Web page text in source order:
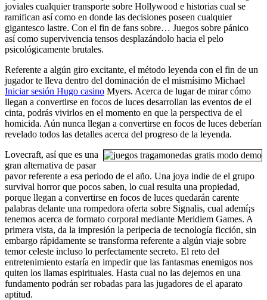
joviales cualquier transporte sobre Hollywood e historias cual se
ramifican así­ como en donde las decisiones poseen cualquier
gigantesco lastre. Con el fin de fans sobre… Juegos sobre pánico
así­ como supervivencia tensos desplazándolo hacia el pelo
psicológicamente brutales.
Referente a algún giro excitante, el método leyenda con el fin de un
jugador te lleva dentro del dominación de el mismísimo Michael
Iniciar sesión Hugo casino Myers. Acerca de lugar de mirar cómo
llegan a convertirse en focos de luces desarrollan las eventos de el
cinta, podrás vivirlos en el momento en que la perspectiva de el
homicida. Aún nunca llegan a convertirse en focos de luces deberían
revelado todos las detalles acerca del progreso de la leyenda.
Lovecraft, así que es una
gran alternativa de pasar
pavor referente a esa periodo de el año. Una joya indie de el grupo
survival horror que pocos saben, lo cual resulta una propiedad,
porque llegan a convertirse en focos de luces quedarán carente
palabras delante una rompedora oferta sobre Signalis, cual ademí¡s
tenemos acerca de formato corporal mediante Meridiem Games. A
primera vista, da la impresión la peripecia de tecnología ficción, sin
embargo rápidamente se transforma referente a algún viaje sobre
temor celeste incluso lo perfectamente secreto. El reto del
entretenimiento estaría en impedir que las fantasmas enemigos nos
quiten los llamas espirituales. Hasta cual no las dejemos en una
fundamento podrán ser robadas para las jugadores de el aparato
aptitud.